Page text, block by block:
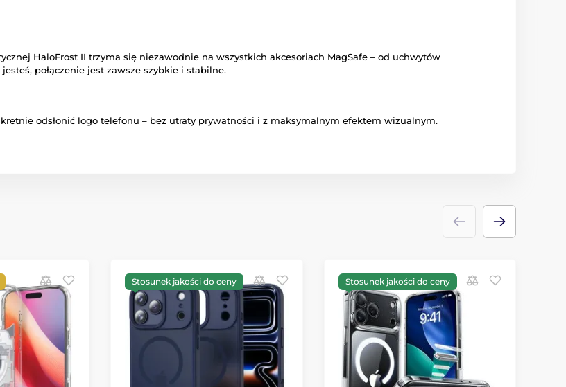
HaloFrost II trzyma się niezawodnie na wszystkich akcesoriach MagSafe – od uchwytów
połączenie jest zawsze szybkie i stabilne.
odsłonić logo telefonu – bez utraty prywatności i z maksymalnym efektem wizualnym.
Stosunek jakości do ceny Stosunek jakości do ceny